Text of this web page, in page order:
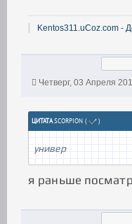
Kentos311.uCoz.com -
Четверг, 03 Апреля
ЦИТАТАSCORPION ( )
универ
я раньше